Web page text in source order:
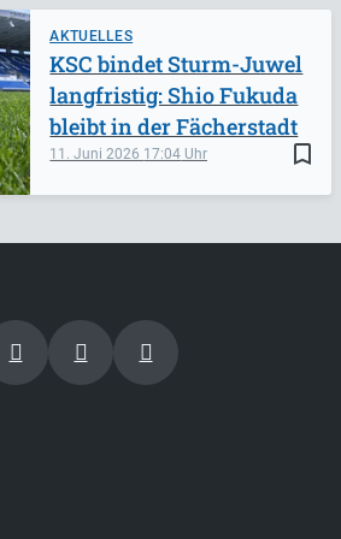
AKTUELLES
bookmark_border
11. Juni 2026 17:04
KSC bindet Sturm-Juwel
langfristig: Shio Fukuda
bleibt in der Fächerstadt